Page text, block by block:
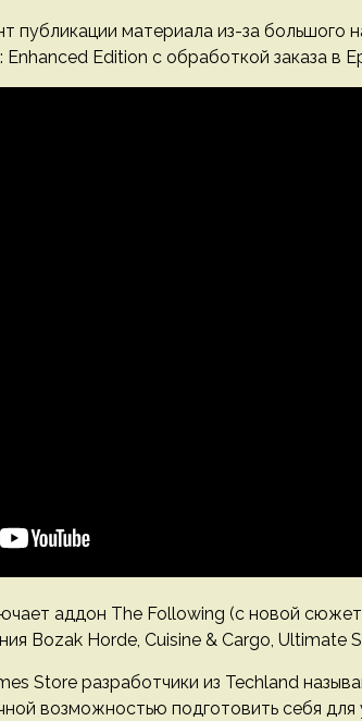
публикации материала из-за
Edition с обработкой заказа в
аддон The Following (с новой
Bozak Horde, Cuisine & Cargo, Ultimate
Store разработчики из Techland
возможностью подготовить себя